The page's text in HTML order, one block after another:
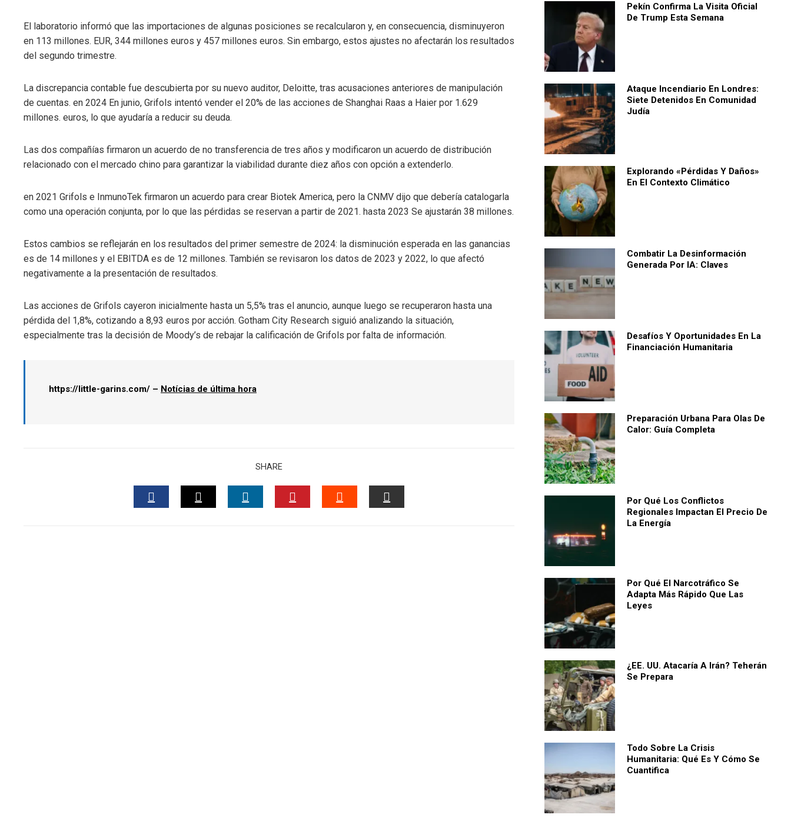
El laboratorio informó que las importaciones de algunas posiciones se recalcularon y, en consecuencia, disminuyeron
en 113 millones. EUR, 344 millones euros y 457 millones euros. Sin embargo, estos ajustes no afectarán los resultados
del segundo trimestre.
La discrepancia contable fue descubierta por su nuevo auditor, Deloitte, tras acusaciones anteriores de manipulación
de cuentas. en 2024 En junio, Grifols intentó vender el 20% de las acciones de Shanghai Raas a Haier por 1.629
millones. euros, lo que ayudaría a reducir su deuda.
Las dos compañías firmaron un acuerdo de no transferencia de tres años y modificaron un acuerdo de distribución
relacionado con el mercado chino para garantizar la viabilidad durante diez años con opción a extenderlo.
en 2021 Grifols e InmunoTek firmaron un acuerdo para crear Biotek America, pero la CNMV dijo que debería catalogarla
como una operación conjunta, por lo que las pérdidas se reservan a partir de 2021. hasta 2023 Se ajustarán 38 millones.
Estos cambios se reflejarán en los resultados del primer semestre de 2024: la disminución esperada en las ganancias
es de 14 millones y el EBITDA es de 12 millones. También se revisaron los datos de 2023 y 2022, lo que afectó
negativamente a la presentación de resultados.
Las acciones de Grifols cayeron inicialmente hasta un 5,5% tras el anuncio, aunque luego se recuperaron hasta una
pérdida del 1,8%, cotizando a 8,93 euros por acción. Gotham City Research siguió analizando la situación,
especialmente tras la decisión de Moody’s de rebajar la calificación de Grifols por falta de información.
https://little-garins.com/ – Notícias de última hora
SHARE
Pekín Confirma La Visita Oficial
De Trump Esta Semana
Ataque Incendiario En Londres:
Siete Detenidos En Comunidad
Judía
Explorando «pérdidas Y Daños»
En El Contexto Climático
Combatir La Desinformación
Generada Por IA: Claves
Desafíos Y Oportunidades En La
Financiación Humanitaria
Preparación Urbana Para Olas De
Calor: Guía Completa
Por Qué Los Conflictos
Regionales Impactan El Precio De
La Energía
Por Qué El Narcotráfico Se
Adapta Más Rápido Que Las
Leyes
¿EE. UU. Atacaría A Irán? Teherán
Se Prepara
Todo Sobre La Crisis
Humanitaria: Qué Es Y Cómo Se
Cuantifica